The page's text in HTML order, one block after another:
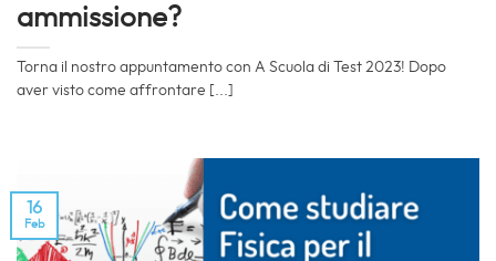
ammissione?
Torna il nostro appuntamento con A Scuola di Test 2023! Dopo
aver visto come affrontare [...]
16
Feb